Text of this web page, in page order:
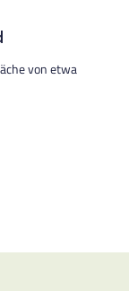
von etwa